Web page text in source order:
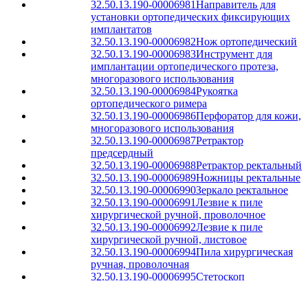
32.50.13.190-00006981Направитель для
установки ортопедических фиксирующих
имплантатов
32.50.13.190-00006982Нож ортопедический
32.50.13.190-00006983Инструмент для
имплантации ортопедического протеза,
многоразового использования
32.50.13.190-00006984Рукоятка
ортопедического римера
32.50.13.190-00006986Перфоратор для кожи,
многоразового использования
32.50.13.190-00006987Ретрактор
предсердный
32.50.13.190-00006988Ретрактор ректальный
32.50.13.190-00006989Ножницы ректальные
32.50.13.190-00006990Зеркало ректальное
32.50.13.190-00006991Лезвие к пиле
хирургической ручной, проволочное
32.50.13.190-00006992Лезвие к пиле
хирургической ручной, листовое
32.50.13.190-00006994Пила хирургическая
ручная, проволочная
32.50.13.190-00006995Стетоскоп